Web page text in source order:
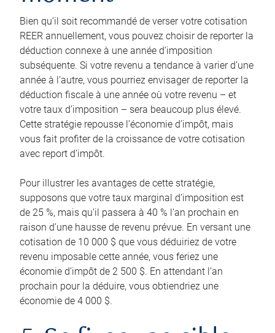
Bien qu’il soit recommandé de verser votre cotisation
REER annuellement, vous pouvez choisir de reporter la
déduction connexe à une année d’imposition
subséquente. Si votre revenu a tendance à varier d’une
année à l’autre, vous pourriez envisager de reporter la
déduction fiscale à une année où votre revenu – et
votre taux d’imposition – sera beaucoup plus élevé.
Cette stratégie repousse l’économie d’impôt, mais
vous fait profiter de la croissance de votre cotisation
avec report d’impôt.
Pour illustrer les avantages de cette stratégie,
supposons que votre taux marginal d’imposition est
de 25 %, mais qu’il passera à 40 % l’an prochain en
raison d’une hausse de revenu prévue. En versant une
cotisation de 10 000 $ que vous déduiriez de votre
revenu imposable cette année, vous feriez une
économie d’impôt de 2 500 $. En attendant l’an
prochain pour la déduire, vous obtiendriez une
économie de 4 000 $.